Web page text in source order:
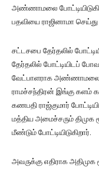
அண்ணாமலை
பதவியை ராஜினாமா
சட்டசபை தேர்தலில்
தேர்தலில் போட்டியிடப்
வேட்பாளராக அண்ணாமலை
ராமச்சந்திரன் இங்கு களம்
கணபதி ராஜ்குமார்
மத்திய அமைச்சரும்
மீண்டும் போட்டியிடுகிறார்.
அவருக்கு எதிராக